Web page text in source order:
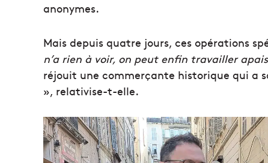
anonymes.
Mais depuis quatre jours, ces opérations
n’a rien à voir, on peut enfin travailler
réjouit une commerçante historique qui a
», relativise-t-elle.